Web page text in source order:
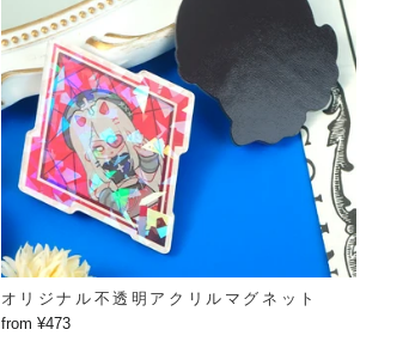
オリジナル不透明アクリルマグネット
from ¥473